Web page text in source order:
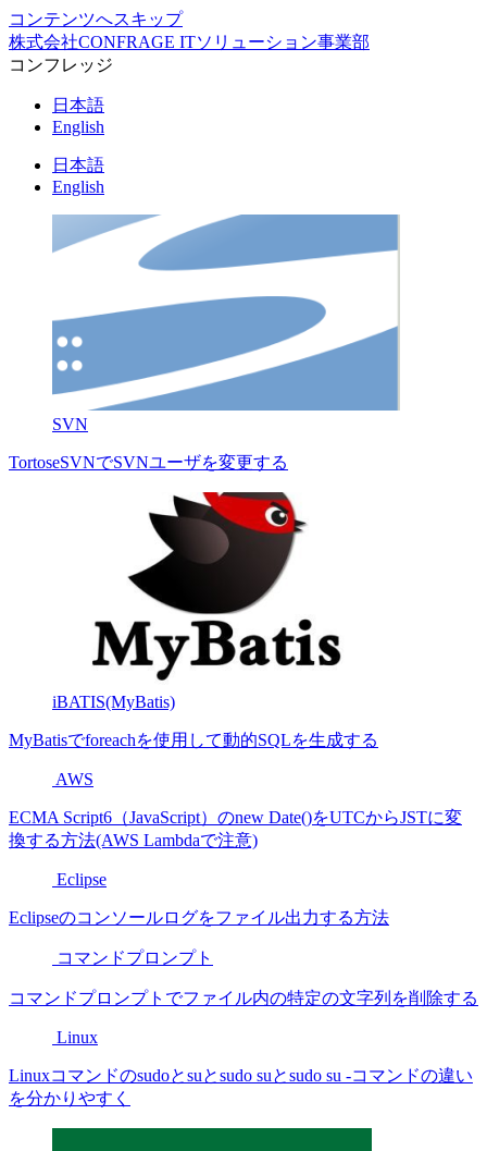
コンテンツへスキップ
株式会社CONFRAGE ITソリューション事業部
コンフレッジ
日本語
English
日本語
English
SVN
TortoseSVNでSVNユーザを変更する
iBATIS(MyBatis)
MyBatisでforeachを使用して動的SQLを生成する
AWS
ECMA Script6（JavaScript）のnew Date()をUTCからJSTに変
換する方法(AWS Lambdaで注意)
Eclipse
Eclipseのコンソールログをファイル出力する方法
コマンドプロンプト
コマンドプロンプトでファイル内の特定の文字列を削除する
Linux
Linuxコマンドのsudoとsuとsudo suとsudo su -コマンドの違い
を分かりやすく